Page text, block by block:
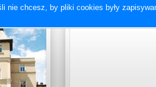
chcesz, by pliki cookies były